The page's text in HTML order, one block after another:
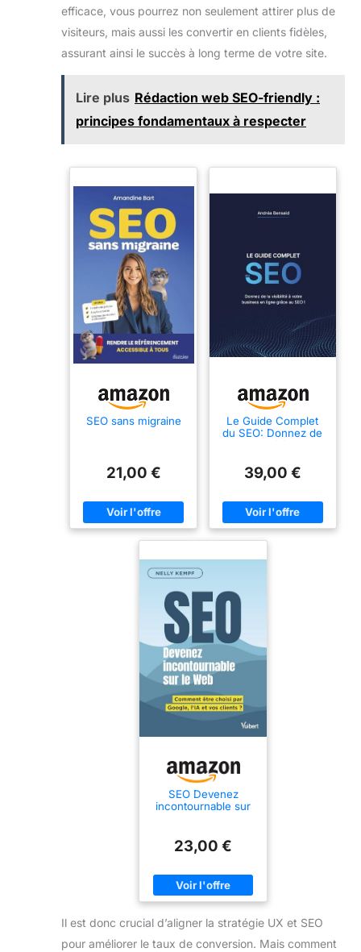
efficace, vous pourrez non seulement attirer plus de
visiteurs, mais aussi les convertir en clients fidèles,
assurant ainsi le succès à long terme de votre site.
Lire plus Rédaction web SEO-friendly :
principes fondamentaux à respecter
SEO sans migraine
21,00 €
Le Guide Complet
du SEO: Donnez de
la visibilité à votre
grâce au SEO !
39,00 €
SEO Devenez
incontournable sur
Google, l'IA et vos
clients ?
23,00 €
Il est donc crucial d’aligner la stratégie UX et SEO
pour améliorer le taux de conversion. Mais comment